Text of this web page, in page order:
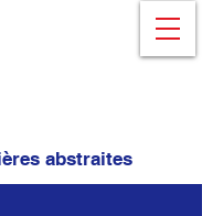
abstraites